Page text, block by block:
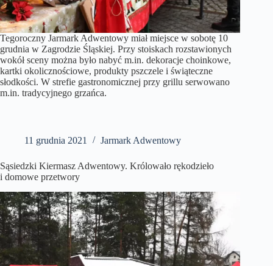
Tegoroczny Jarmark Adwentowy miał miejsce w sobotę 10
grudnia w Zagrodzie Śląskiej. Przy stoiskach rozstawionych
wokół sceny można było nabyć m.in. dekoracje choinkowe,
kartki okolicznościowe, produkty pszczele i świąteczne
słodkości. W strefie gastronomicznej przy grillu serwowano
m.in. tradycyjnego grzańca.
11 grudnia 2021 Jarmark Adwentowy
Sąsiedzki Kiermasz Adwentowy. Królowało rękodzieło
i domowe przetwory